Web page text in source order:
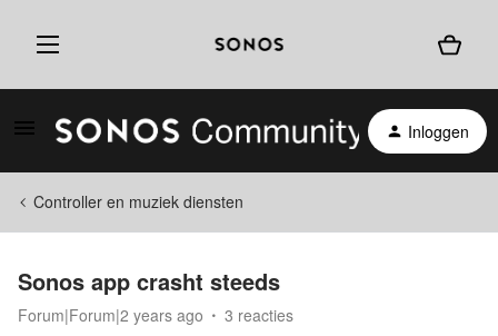
Inloggen
Controller en muziek diensten
Sonos app crasht steeds
Forum|Forum|2 years ago 3 reacties